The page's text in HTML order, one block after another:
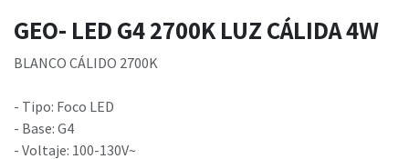
GEO- LED G4 2700K LUZ CÁLIDA 4W
BLANCO CÁLIDO 2700K
- Tipo: Foco LED
- Base: G4
- Voltaje: 100-130V~